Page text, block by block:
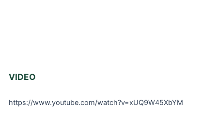
VIDEO
https://www.youtube.com/watch?v=xUQ9W45XbYM